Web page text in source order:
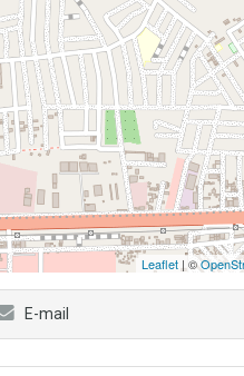
Leaflet| ©
E-mail